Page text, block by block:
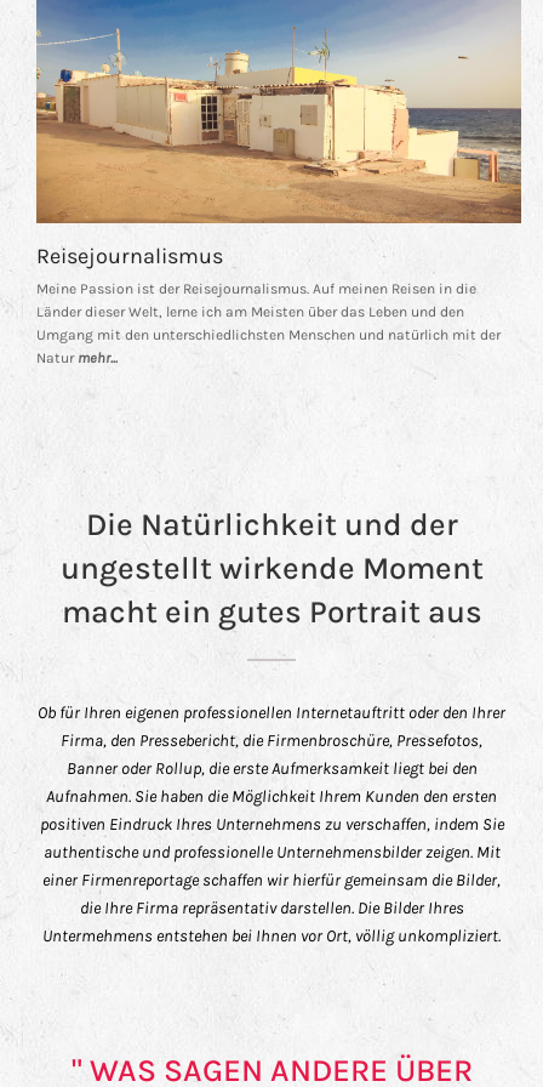
Reisejournalismus
Meine Passion ist der Reisejournalismus. Auf meinen Reisen in die
Länder dieser Welt, lerne ich am Meisten über das Leben und den
Umgang mit den unterschiedlichsten Menschen und natürlich mit der
Natur mehr...
Die Natürlichkeit und der
ungestellt wirkende Moment
macht ein gutes Portrait aus
Ob für Ihren eigenen professionellen Internetauftritt oder den Ihrer
Firma, den Pressebericht, die Firmenbroschüre, Pressefotos,
Banner oder Rollup, die erste Aufmerksamkeit liegt bei den
Aufnahmen. Sie haben die Möglichkeit Ihrem Kunden den ersten
positiven Eindruck Ihres Unternehmens zu verschaffen, indem Sie
authentische und professionelle Unternehmensbilder zeigen. Mit
einer Firmenreportage schaffen wir hierfür gemeinsam die Bilder,
die Ihre Firma repräsentativ darstellen. Die Bilder Ihres
Untermehmens entstehen bei Ihnen vor Ort, völlig unkompliziert.
" WAS SAGEN ANDERE ÜBER